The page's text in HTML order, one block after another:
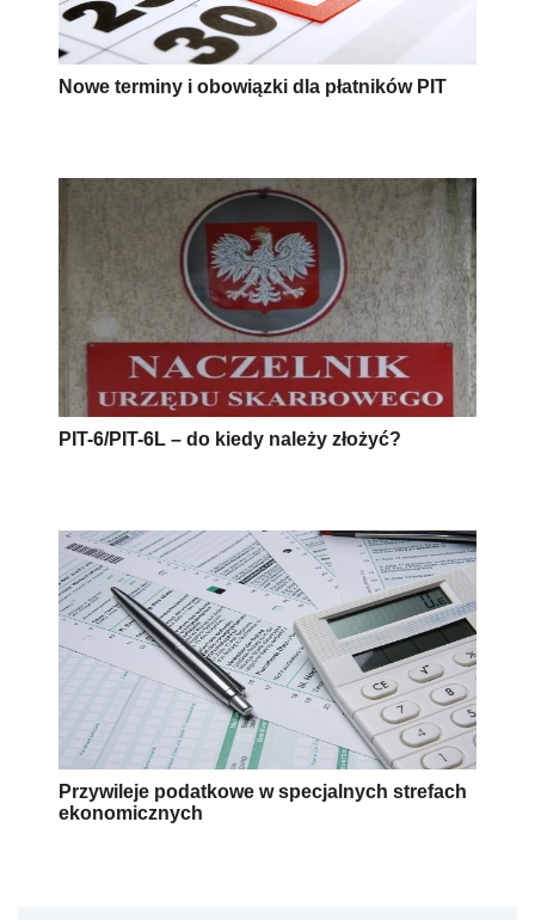
Nowe terminy i obowiązki dla płatników PIT
PIT-6/PIT-6L – do kiedy należy złożyć?
Przywileje podatkowe w specjalnych strefach
ekonomicznych